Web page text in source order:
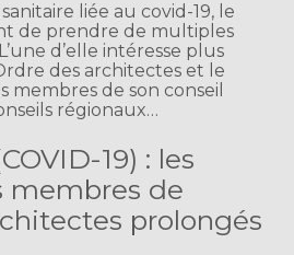
liée au covid-19, le
de prendre de multiples
d’elle intéresse plus
des architectes et le
de son conseil
régionaux…
19) : les
membres de
prolongés